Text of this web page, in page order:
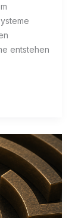
entstehen